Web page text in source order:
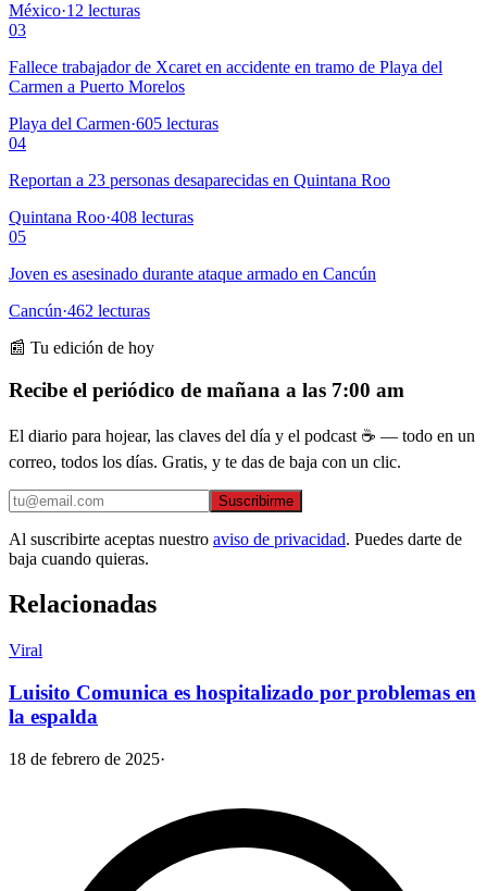
México·12 lecturas
03
Fallece trabajador de Xcaret en accidente en tramo de Playa del
Carmen a Puerto Morelos
Playa del Carmen·605 lecturas
04
Reportan a 23 personas desaparecidas en Quintana Roo
Quintana Roo·408 lecturas
05
Joven es asesinado durante ataque armado en Cancún
Cancún·462 lecturas
📰 Tu edición de hoy
Recibe el periódico de mañana a las 7:00 am
El diario para hojear, las claves del día y el podcast ☕ — todo en un
correo, todos los días. Gratis, y te das de baja con un clic.
Suscribirme
Al suscribirte aceptas nuestro aviso de privacidad. Puedes darte de
baja cuando quieras.
Relacionadas
Viral
Luisito Comunica es hospitalizado por problemas en
la espalda
18 de febrero de 2025·